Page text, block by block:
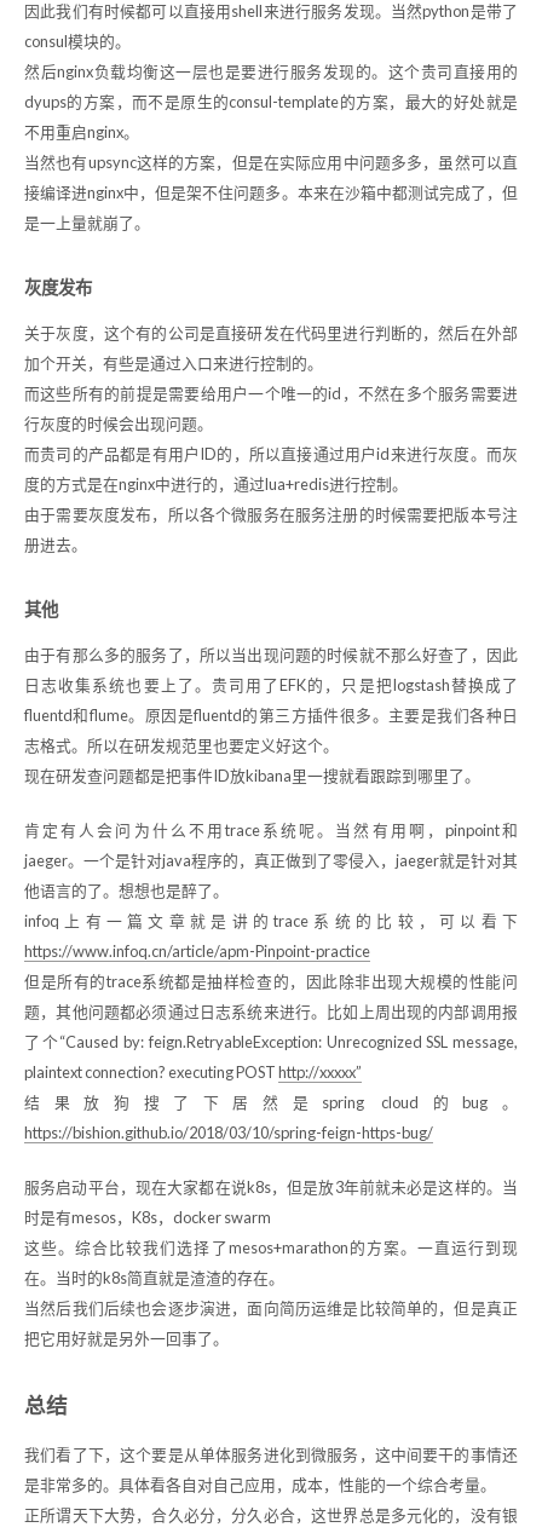
因此我们有时候都可以直接用shell来进行服务发现。当然python是带了
consul模块的。
然后nginx负载均衡这一层也是要进行服务发现的。这个贵司直接用的
dyups的方案，而不是原生的consul-template的方案，最大的好处就是
不用重启nginx。
当然也有upsync这样的方案，但是在实际应用中问题多多，虽然可以直
接编译进nginx中，但是架不住问题多。本来在沙箱中都测试完成了，但
是一上量就崩了。
灰度发布
关于灰度，这个有的公司是直接研发在代码里进行判断的，然后在外部
加个开关，有些是通过入口来进行控制的。
而这些所有的前提是需要给用户一个唯一的id，不然在多个服务需要进
行灰度的时候会出现问题。
而贵司的产品都是有用户ID的，所以直接通过用户id来进行灰度。而灰
度的方式是在nginx中进行的，通过lua+redis进行控制。
由于需要灰度发布，所以各个微服务在服务注册的时候需要把版本号注
册进去。
其他
由于有那么多的服务了，所以当出现问题的时候就不那么好查了，因此
日志收集系统也要上了。贵司用了EFK的，只是把logstash替换成了
fluentd和flume。原因是fluentd的第三方插件很多。主要是我们各种日
志格式。所以在研发规范里也要定义好这个。
现在研发查问题都是把事件ID放kibana里一搜就看跟踪到哪里了。
肯定有人会问为什么不用trace系统呢。当然有用啊，pinpoint和
jaeger。一个是针对java程序的，真正做到了零侵入，jaeger就是针对其
他语言的了。想想也是醉了。
infoq上有一篇文章就是讲的trace系统的比较，可以看下
https://www.infoq.cn/article/apm-Pinpoint-practice
但是所有的trace系统都是抽样检查的，因此除非出现大规模的性能问
题，其他问题都必须通过日志系统来进行。比如上周出现的内部调用报
了个“Caused by: feign.RetryableException: Unrecognized SSL message,
plaintext connection? executing POSThttp://xxxxx”
结果放狗搜了下居然是spring cloud的bug。
https://bishion.github.io/2018/03/10/spring-feign-https-bug/
服务启动平台，现在大家都在说k8s，但是放3年前就未必是这样的。当
时是有mesos，K8s，docker swarm
这些。综合比较我们选择了mesos+marathon的方案。一直运行到现
在。当时的k8s简直就是渣渣的存在。
当然后我们后续也会逐步演进，面向简历运维是比较简单的，但是真正
把它用好就是另外一回事了。
总结
我们看了下，这个要是从单体服务进化到微服务，这中间要干的事情还
是非常多的。具体看各自对自己应用，成本，性能的一个综合考量。
正所谓天下大势，合久必分，分久必合，这世界总是多元化的，没有银